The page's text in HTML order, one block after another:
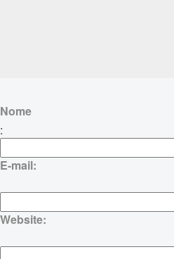
Nome
:
E-mail:
Website: